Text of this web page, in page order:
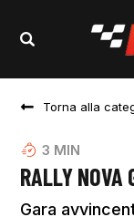
Torna alla
3 MIN
RALLY NOVA
Gara